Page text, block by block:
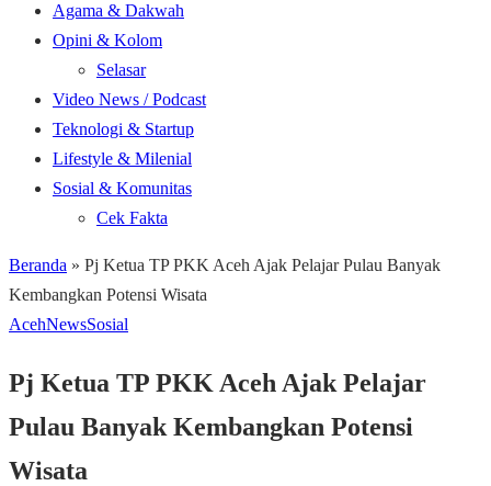
Agama & Dakwah
Opini & Kolom
Selasar
Video News / Podcast
Teknologi & Startup
Lifestyle & Milenial
Sosial & Komunitas
Cek Fakta
Beranda » Pj Ketua TP PKK Aceh Ajak Pelajar Pulau Banyak
Kembangkan Potensi Wisata
AcehNewsSosial
Pj Ketua TP PKK Aceh Ajak Pelajar
Pulau Banyak Kembangkan Potensi
Wisata